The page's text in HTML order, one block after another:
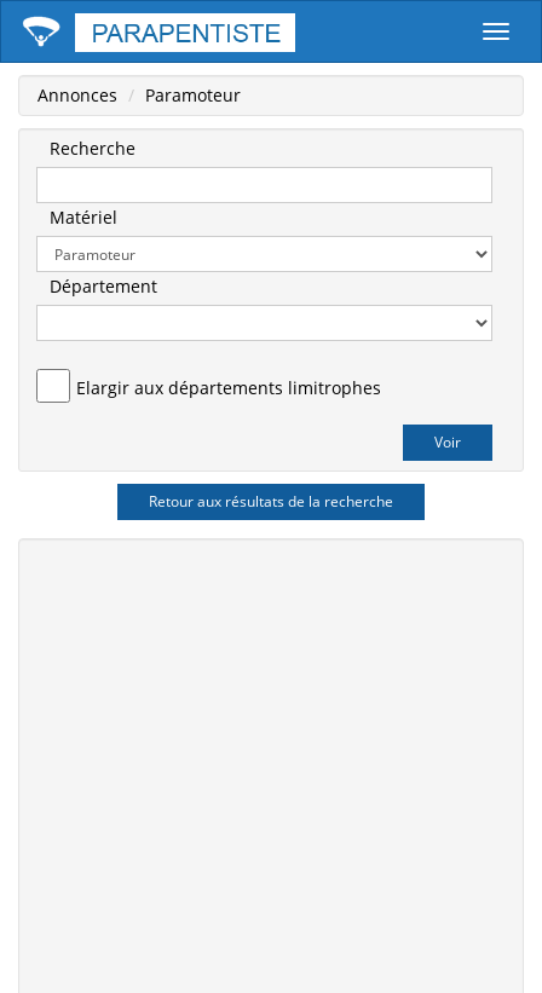
Annonces Paramoteur
Recherche
Matériel
Département
Elargir aux départements limitrophes
Retour aux résultats de la recherche